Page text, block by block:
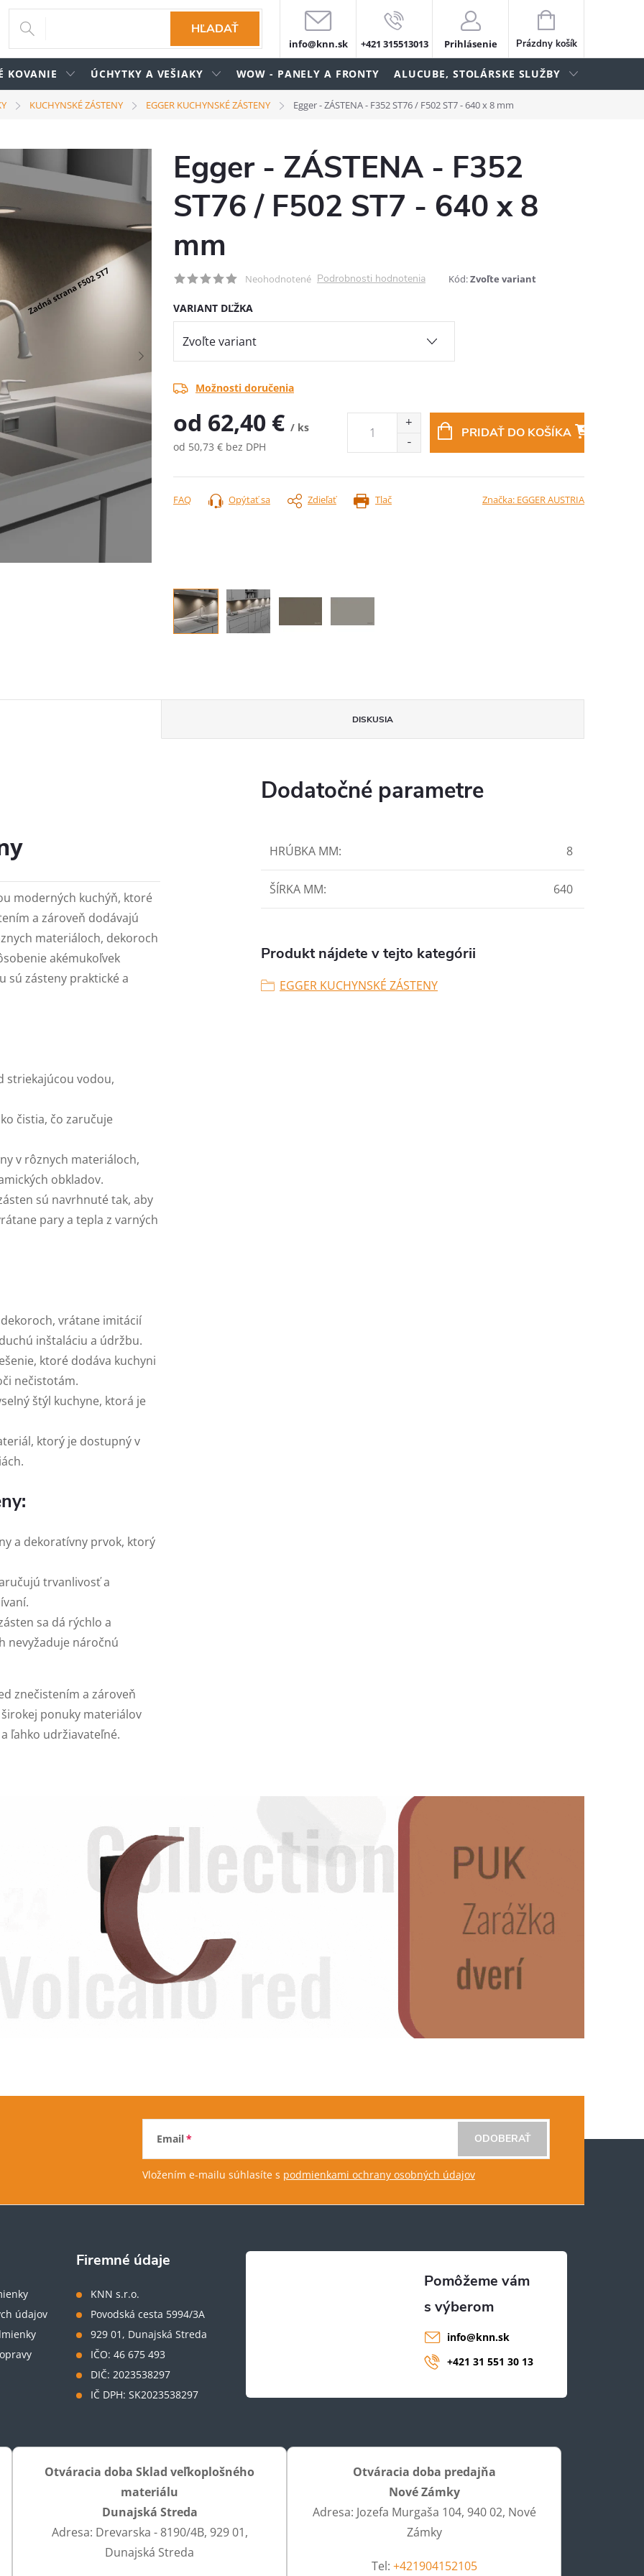
HĽADAŤ
info@knn.sk +421 315513013 Prihlásenie
NÁKUPNÝ
KOŠÍK
Prázdny košík
KOVANIE ÚCHYTKY A VEŠIAKY WOW - PANELY A FRONTY ALUCUBE, STOLÁRSKE SLUŽBY
KUCHYNSKÉ ZÁSTENY EGGER KUCHYNSKÉ ZÁSTENY Egger - ZÁSTENA - F352 ST76 / F502 ST7 - 640 x 8 mm
Egger - ZÁSTENA - F352
ST76 / F502 ST7 - 640 x 8
mm
Neohodnotené Podrobnosti hodnotenia Kód:Zvoľte variant
VARIANT DĽŽKA
Možnosti doručenia
od 62,40 € / ks
od 50,73 € bez DPH
cena:
PRIDAŤ DO KOŠÍKA
Tlač
Opýtať sa Zdieľať
FAQ Značka: EGGER AUSTRIA
DISKUSIA
moderných kuchýň, ktoré
a zároveň dodávajú
materiáloch, dekoroch
akémukoľvek
sú zásteny praktické a
striekajúcou vodou,
čistia, čo zaručuje
v rôznych materiáloch,
obkladov.
sú navrhnuté tak, aby
pary a tepla z varných
vrátane imitácií
inštaláciu a údržbu.
ktoré dodáva kuchyni
nečistotám.
štýl kuchyne, ktorá je
ktorý je dostupný v
a dekoratívny prvok, ktorý
trvanlivosť a
sa dá rýchlo a
nevyžaduje náročnú
znečistením a zároveň
ponuky materiálov
ľahko udržiavateľné.
Dodatočné parametre
HRÚBKA MM: 8
ŠÍRKA MM: 640
Produkt nájdete v tejto kategórii
EGGER KUCHYNSKÉ ZÁSTENY
Email
Vložením e-mailu súhlasíte s podmienkami ochrany osobných údajov
ODOBERAŤ
údajov
Firemné údaje
KNN s.r.o.
Povodská cesta 5994/3A
929 01, Dunajská Streda
IČO: 46 675 493
DIČ: 2023538297
IČ DPH: SK2023538297
info@knn.sk
+421 31 551 30 13
Otváracia doba Sklad veľkoplošného
materiálu
Dunajská Streda
Adresa: Drevarska - 8190/4B, 929 01,
Dunajská Streda
Otváracia doba predajňa
Nové Zámky
Adresa: Jozefa Murgaša 104, 940 02, Nové
Zámky
Tel: +421904152105